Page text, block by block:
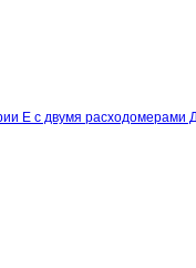
Е с двумя расходомерами